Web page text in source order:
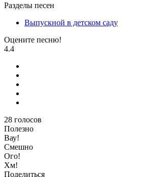
Разделы песен
Выпускной в детском саду
Оцените песню!
4.4
28 голосов
Полезно
Вау!
Смешно
Ого!
Хм!
Поделиться